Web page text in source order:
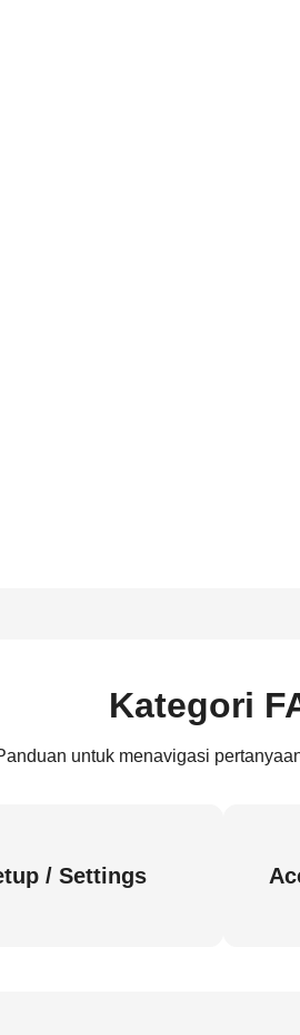
Kategori
untuk menavigasi
/ Settings